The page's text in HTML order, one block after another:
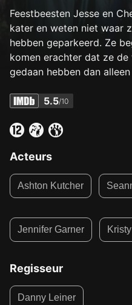
Feestbeesten Jesse en
kater en weten niet waar
hebben geparkeerd. Ze
komen erachter dat ze
gedaan hebben dan
5.5/10
Acteurs
Ashton Kutcher
Jennifer Garner
Regisseur
Danny Leiner